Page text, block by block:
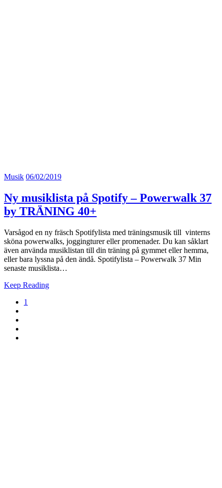
Musik 06/02/2019
Ny musiklista på Spotify – Powerwalk 37
by TRÄNING 40+
Varsågod en ny fräsch Spotifylista med träningsmusik till vinterns
sköna powerwalks, joggingturer eller promenader. Du kan såklart
även använda musiklistan till din träning på gymmet eller hemma,
eller bara lyssna på den ändå. Spotifylista – Powerwalk 37 Min
senaste musiklista…
Keep Reading
1